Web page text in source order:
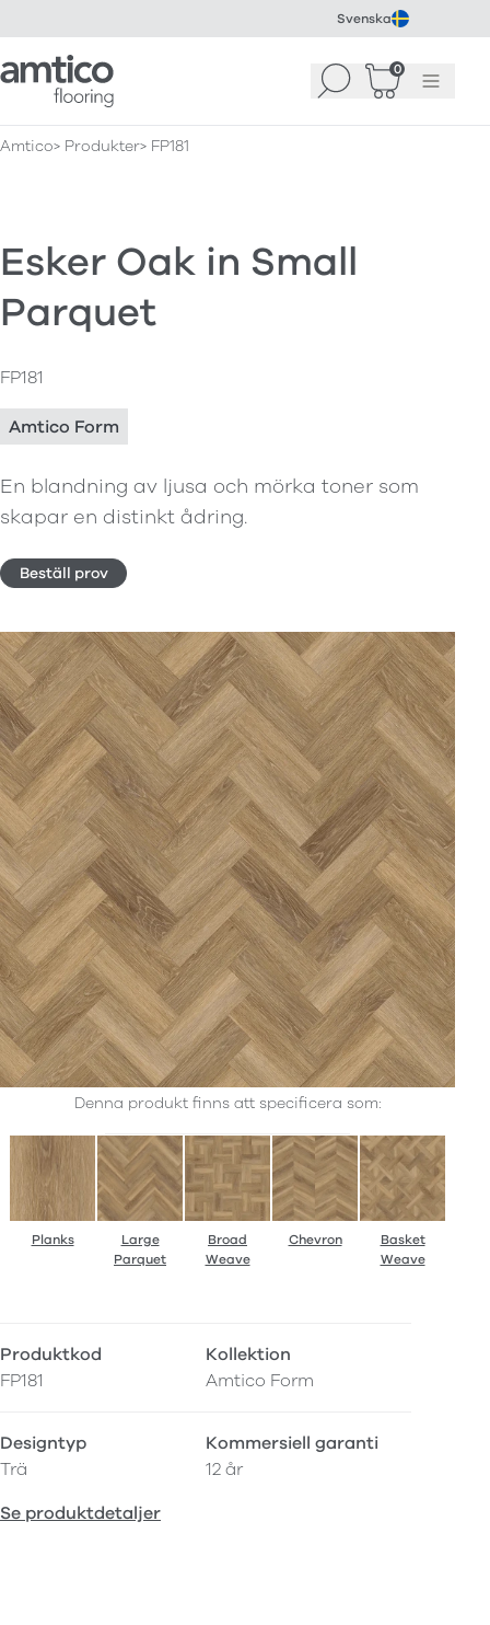
Svenska
Amtico Flooring Sök 0
Korg 0)Meny
Amtico Produkter FP181
Esker Oak in Small
Parquet
FP181
Amtico Form
En blandning av ljusa och mörka toner som
skapar en distinkt ådring.
Beställ prov
Denna produkt finns att specificera som:
Planks
Large
Parquet
Broad
Weave
Chevron
Basket
Weave
Produktkod
FP181
Kollektion
Amtico Form
Designtyp
Trä
Kommersiell garanti
12 år
Se produktdetaljer